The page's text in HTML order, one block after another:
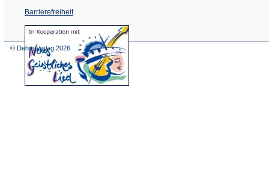
Barrierefreiheit
(Öffnet
in
© Dehm Verlag 2026